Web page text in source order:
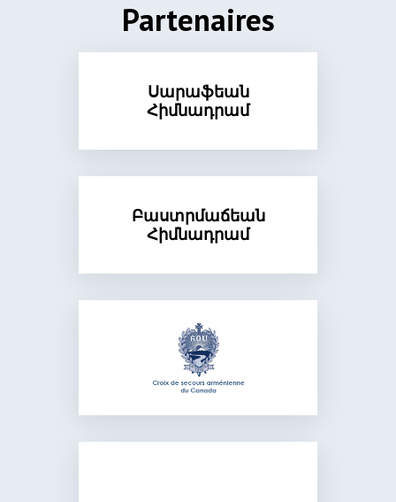
Partenaires
Սարաֆեան
Հիմնադրամ
Բաստրմաճեան
Հիմնադրամ